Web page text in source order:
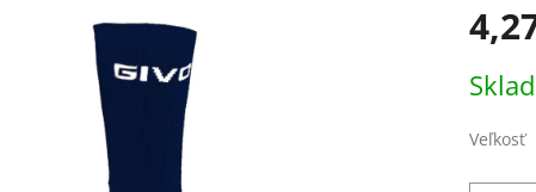
cena:
Veľkosť